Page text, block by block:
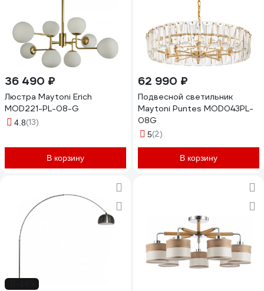
36 490 ₽
Люстра Maytoni Erich
MOD221-PL-08-G
4.8(13)
В корзину
62 990 ₽
Подвесной светильник
Maytoni Puntes MOD043PL-
08G
5(2)
В корзину